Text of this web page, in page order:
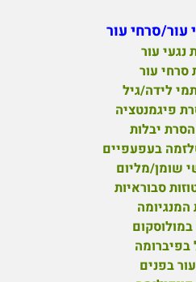
עור/סרחי עור
נגעי עור
סרחי עור
לידה/גיל
פיגמנטציה
יבלות
בעפעפיים
שומן/מליום
סבוראיות
בפיברומה
בפנים